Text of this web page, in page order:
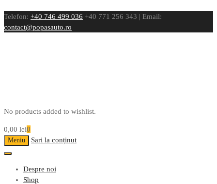
Telefon: +40 746 499 036 +40 771 256 343 | Email:
contact@popasauto.ro
No products added to wishlist.
0,00 lei0
Meniu Sari la conținut
Despre noi
Shop